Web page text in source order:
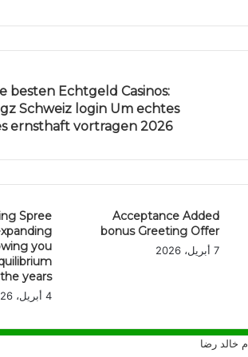
besten Echtgeld Casinos:
Schweiz login Um echtes
ernsthaft vortragen 2026
Acceptance Added
bonus Greeting Offer
7 أبريل، 2026
Spree
you
years
4 أبريل، 2026
م خالد رضا